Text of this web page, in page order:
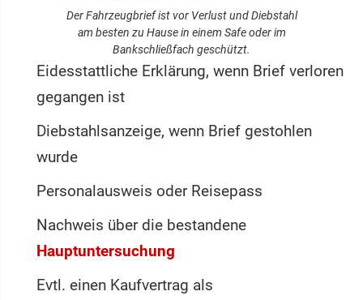
Der Fahrzeugbrief ist vor Verlust und Diebstahl
am besten zu Hause in einem Safe oder im
Bankschließfach geschützt.
Eidesstattliche Erklärung, wenn Brief verloren
gegangen ist
Diebstahlsanzeige, wenn Brief gestohlen
wurde
Personalausweis oder Reisepass
Nachweis über die bestandene
Hauptuntersuchung
Evtl. einen Kaufvertrag als